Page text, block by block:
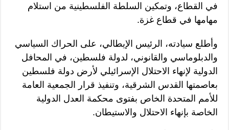
في القطاع، وتمكين السلطة الفلسطينية من استلام
مهامها في قطاع غزة.
وأطلع سيادته، الرئيس الإيطالي، على الحراك السياسي
والدبلوماسي والقانوني، لدولة فلسطين، في المحافل
الدولية لإنهاء الاحتلال الإسرائيلي لأرض دولة فلسطين
بعاصمتها القدس الشرقية، وتنفيذ قرار الجمعية العامة
للأمم المتحدة الخاص بفتوى محكمة العدل الدولية
الخاصة بإنهاء الاحتلال والاستيطان.